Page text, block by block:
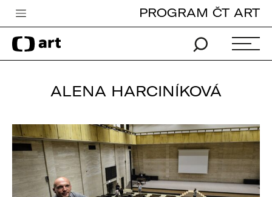
Česká televize
Zpravodajství
TV program
Pro děti
edu
PROGRAM ČT ART
ALENA HARCINÍKOVÁ